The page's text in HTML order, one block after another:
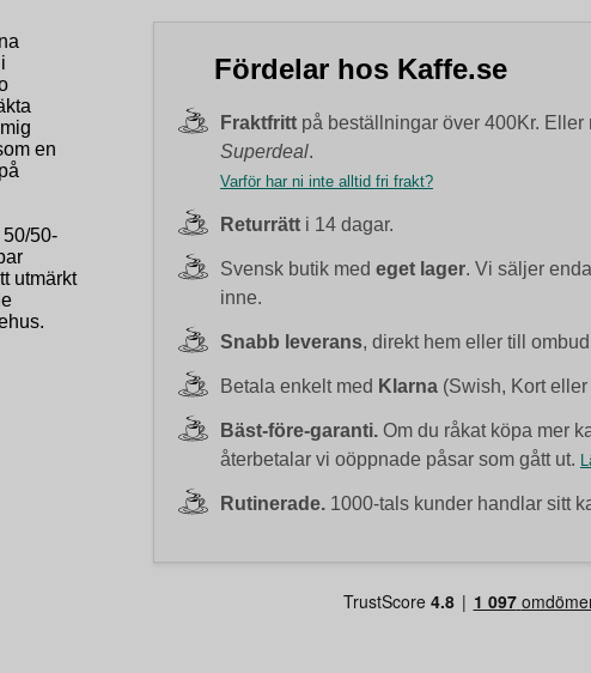
en
50-
utmärkt
Fördelar hos Kaffe.se
Fraktfrittpå beställningar över 400Kr. Eller
Superdeal.
Varför har ni inte alltid fri frakt?
Returrätti 14 dagar.
Svensk butik med eget lager. Vi säljer
inne.
Snabb leverans, direkt hem eller till
Betala enkelt med Klarna(Swish, Kort eller
Bäst-före-garanti.Om du råkat köpa mer
återbetalar vi oöppnade påsar som gått ut.
Rutinerade.1000-tals kunder handlar sitt